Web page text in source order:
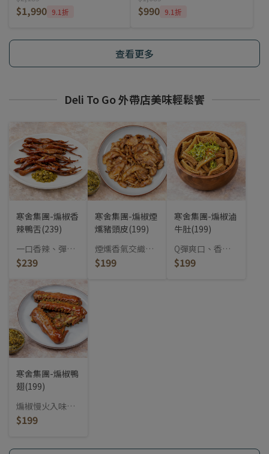
吃，立即入手餐券，五星級
$1,990 9.1折
開吃，立即入手餐券，五星
$990 9.1折
查看更多
Deli To Go 外帶店美味輕鬆饗
寒舍集團-煸椒香
辣鴨舌(239)
一口香辣、彈嫩
回甘，專為懂吃
鴨舌。
$239
寒舍集團-煸椒煙
燻豬頭皮(199)
煙燻香氣交織椒
麻辛香，爽脆中
$199
寒舍集團-煸椒滷
牛肚(199)
Q彈爽口、香麻
平衡，越嚼越香
$199
寒舍集團-煸椒鴨
翅(199)
煸椒慢火入味，
香麻層層堆疊，
$199